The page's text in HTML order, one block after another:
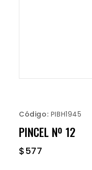
Código: PIBH1945
PINCEL Nº 12
$577